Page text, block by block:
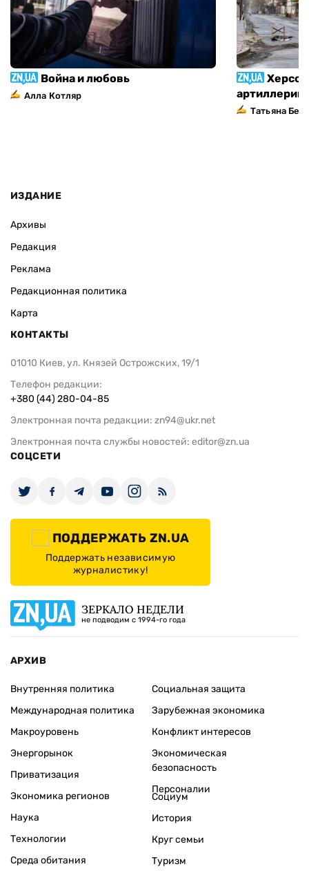
Война и любовь
Алла Котляр
Татьяна
ИЗДАНИЕ
Архивы
Редакция
Реклама
Редакционная политика
Карта
КОНТАКТЫ
01010 Киев, ул. Князей Острожских, 19/1
Телефон редакции:
+380 (44) 280-04-85
Электронная почта редакции: zn94@ukr.net
Электронная почта службы новостей: editor@zn.ua
СОЦСЕТИ
ПОДДЕРЖАТЬ ZN.UA
Поддержать независимую
журналистику!
ЗЕРКАЛО НЕДЕЛИ
не подводим с 1994-го года
АРХИВ
Внутренняя политика
Международная политика
Макроуровень
Энергорынок
Приватизация
Экономика регионов
Социальная защита
Зарубежная экономика
Конфликт интересов
Экономическая
безопасность
Персоналии
Наука
Технологии
Среда обитания
Социум
История
Круг семьи
Туризм